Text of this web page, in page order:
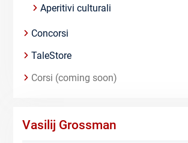
Aperitivi culturali
Concorsi
TaleStore
Corsi (coming soon)
Vasilij Grossman